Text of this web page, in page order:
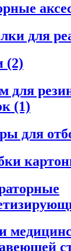
для
(2)
для
(1)
для